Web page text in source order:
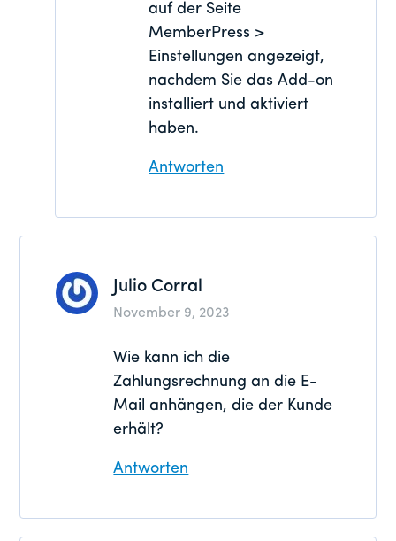
auf der Seite
MemberPress >
Einstellungen angezeigt,
nachdem Sie das Add-on
installiert und aktiviert
haben.
Antworten
Julio Corral
November 9, 2023
Wie kann ich die
Zahlungsrechnung an die E-
Mail anhängen, die der Kunde
erhält?
Antworten